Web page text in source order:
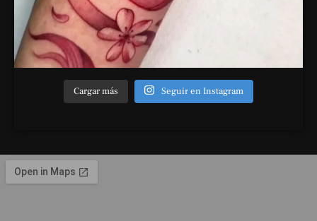
Cargar más Seguir en Instagram